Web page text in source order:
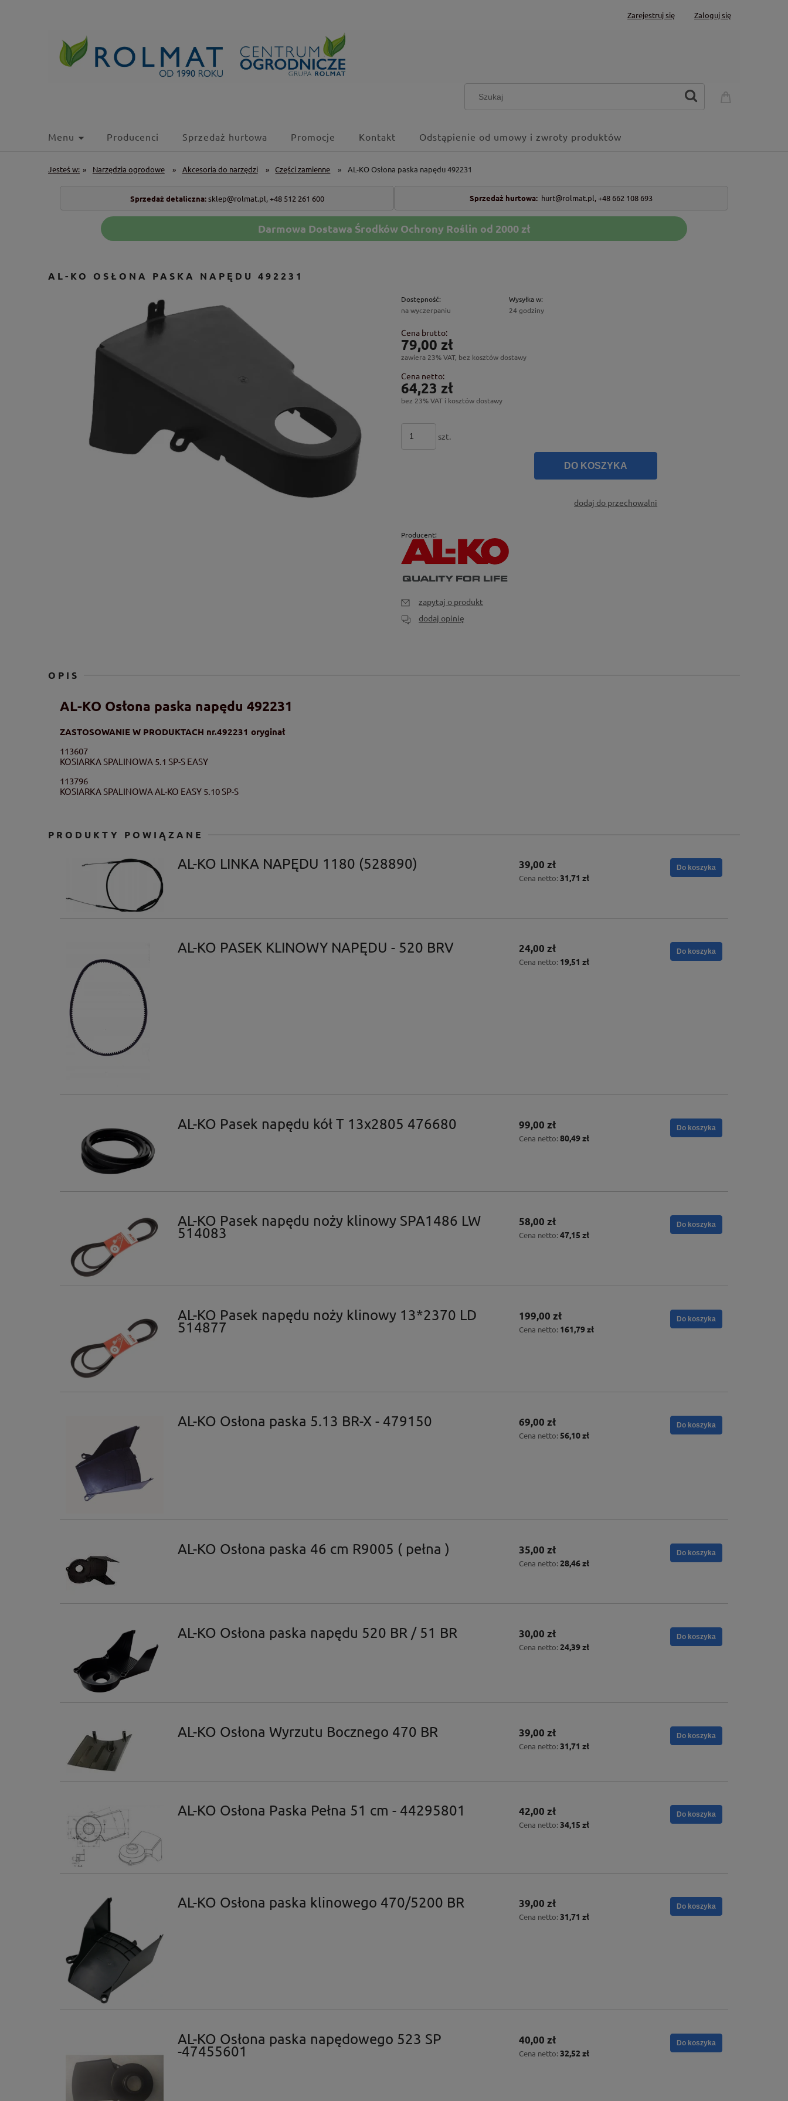
Zarejestruj się Zaloguj się
Menu Producenci Sprzedaż hurtowa Promocje Kontakt Odstąpienie od umowy i zwroty produktów
Jesteś w: » Narzędzia ogrodowe » Akcesoria do narzędzi » Części zamienne » AL-KO Osłona paska napędu 492231
Sprzedaż detaliczna: sklep@rolmat.pl, +48 512 261 600 Sprzedaż hurtowa: hurt@rolmat.pl,+48 662 108 693
Darmowa Dostawa Środków Ochrony Roślin od 2000 zł
AL-KO OSŁONA PASKA NAPĘDU 492231
Dostępność:
na wyczerpaniu
Wysyłka w:
24 godziny
Cena brutto:
79,00 zł
zawiera 23% VAT, bez kosztów dostawy
Cena netto:
64,23 zł
bez 23% VAT i kosztów dostawy
szt.
DO KOSZYKA
dodaj do przechowalni
Producent:
zapytaj o produkt
dodaj opinię
OPIS
AL-KO Osłona paska napędu 492231
ZASTOSOWANIE W PRODUKTACH nr.492231 oryginał
113607
KOSIARKA SPALINOWA 5.1 SP-S EASY
113796
KOSIARKA SPALINOWA AL-KO EASY 5.10 SP-S
PRODUKTY POWIĄZANE
AL-KO LINKA NAPĘDU 1180 (528890) 39,00 zł
Cena netto: 31,71 zł
Do koszyka
AL-KO PASEK KLINOWY NAPĘDU - 520 BRV 24,00 zł
Cena netto: 19,51 zł
Do koszyka
AL-KO Pasek napędu kół T 13x2805 476680 99,00 zł
Cena netto: 80,49 zł
Do koszyka
AL-KO Pasek napędu noży klinowy SPA1486 LW
514083
58,00 zł
Cena netto: 47,15 zł
Do koszyka
AL-KO Pasek napędu noży klinowy 13*2370 LD
514877
199,00 zł
Cena netto: 161,79 zł
Do koszyka
AL-KO Osłona paska 5.13 BR-X - 479150 69,00 zł
Cena netto: 56,10 zł
Do koszyka
AL-KO Osłona paska 46 cm R9005 ( pełna ) 35,00 zł
Cena netto: 28,46 zł
Do koszyka
AL-KO Osłona paska napędu 520 BR / 51 BR 30,00 zł
Cena netto: 24,39 zł
Do koszyka
AL-KO Osłona Wyrzutu Bocznego 470 BR 39,00 zł
Cena netto: 31,71 zł
Do koszyka
AL-KO Osłona Paska Pełna 51 cm - 44295801 42,00 zł
Cena netto: 34,15 zł
Do koszyka
AL-KO Osłona paska klinowego 470/5200 BR 39,00 zł
Cena netto: 31,71 zł
Do koszyka
AL-KO Osłona paska napędowego 523 SP
-47455601
40,00 zł
Cena netto: 32,52 zł
Do koszyka